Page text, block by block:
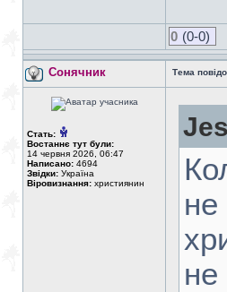
0 (0-0)
Сонячник Тема
Стать:
Востаннє тут були:
14 червня 2026, 06:47
Написано: 4694
Звідки: Україна
Віровизнання: християнин
не
не